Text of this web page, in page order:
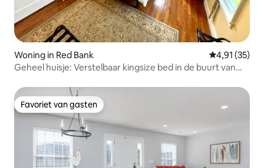
Woning in Red Bank Gemiddelde
4,91 (35)
Geheel huisje: Verstelbaar kingsize bed in de buurt van
Favoriet van gasten
Favoriet van gasten